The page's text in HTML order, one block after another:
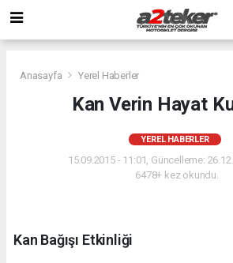
Anasayfa Yerel Haberler
Kan Verin Hayat
YEREL HABERLER
15.09.2015 - 11:01, Güncelleme:
6478+ kez okundu.
Kan Bağışı Etkinliği